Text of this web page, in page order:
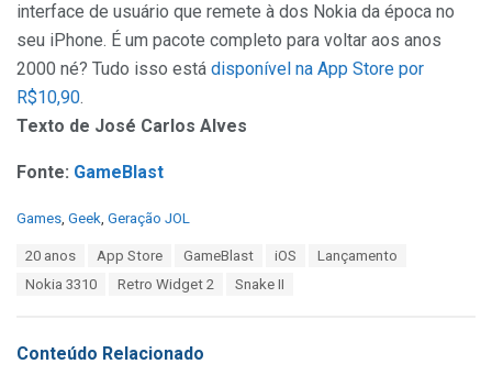
interface de usuário que remete à dos Nokia da época no
seu iPhone. É um pacote completo para voltar aos anos
2000 né? Tudo isso está disponível na App Store por
R$10,90.
Texto de José Carlos Alves
Fonte: GameBlast
C
i
Games, Geek, Geração JOL
20 anos App Store GameBlast iOS
Lançamento
Nokia 3310
Retro Widget 2 Snake II
Conteúdo Relacionado